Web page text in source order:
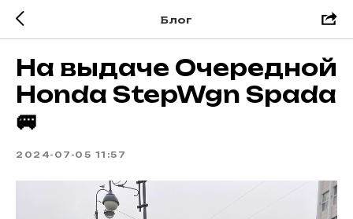
Блог
На выдаче Очередной
Honda StepWgn Spada
🚐
2024-07-05 11:57